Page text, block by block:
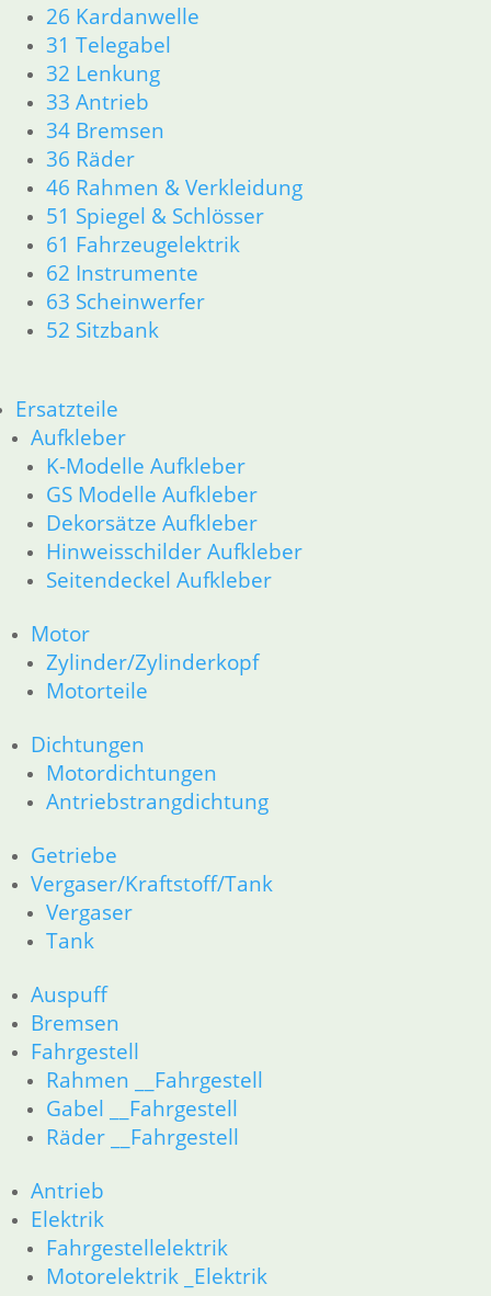
26 Kardanwelle
31 Telegabel
32 Lenkung
33 Antrieb
34 Bremsen
36 Räder
46 Rahmen & Verkleidung
51 Spiegel & Schlösser
61 Fahrzeugelektrik
62 Instrumente
63 Scheinwerfer
52 Sitzbank
Ersatzteile
Aufkleber
K-Modelle Aufkleber
GS Modelle Aufkleber
Dekorsätze Aufkleber
Hinweisschilder Aufkleber
Seitendeckel Aufkleber
Motor
Zylinder/Zylinderkopf
Motorteile
Dichtungen
Motordichtungen
Antriebstrangdichtung
Getriebe
Vergaser/Kraftstoff/Tank
Vergaser
Tank
Auspuff
Bremsen
Fahrgestell
Rahmen __Fahrgestell
Gabel __Fahrgestell
Räder __Fahrgestell
Antrieb
Elektrik
Fahrgestellelektrik
Motorelektrik _Elektrik